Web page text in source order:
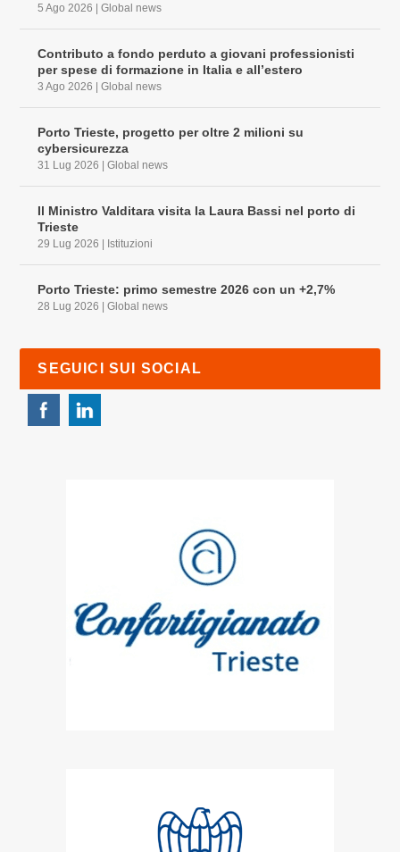
5 Ago 2026 |Global news
Contributo a fondo perduto a giovani professionisti
per spese di formazione in Italia e all’estero
3 Ago 2026 |Global news
Porto Trieste, progetto per oltre 2 milioni su
cybersicurezza
31 Lug 2026 |Global news
Il Ministro Valditara visita la Laura Bassi nel porto di
Trieste
29 Lug 2026 Istituzioni
Porto Trieste: primo semestre 2026 con un +2,7%
28 Lug 2026 |Global news
SEGUICI SUI SOCIAL